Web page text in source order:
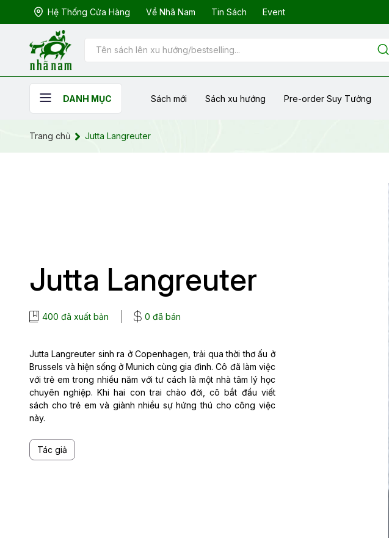
Hệ Thống Cửa Hàng Về Nhã Nam Tin Sách Event
DANH MỤC Sách mới Sách xu hướng Pre-order Suy Tưởng
Trang chủ Jutta Langreuter
Jutta Langreuter
400 đã xuất bản 0 đã bán
Jutta Langreuter sinh ra ở Copenhagen, trải qua thời thơ ấu ở
Brussels và hiện sống ở Munich cùng gia đình. Cô đã làm việc
với trẻ em trong nhiều năm với tư cách là một nhà tâm lý học
chuyên nghiệp. Khi hai con trai chào đời, cô bắt đầu viết
sách cho trẻ em và giành nhiều sự hứng thú cho công việc
này.
Tác giả